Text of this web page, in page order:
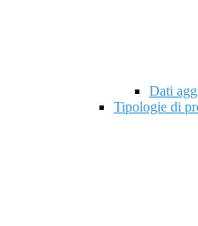
Dati
Tipologie di